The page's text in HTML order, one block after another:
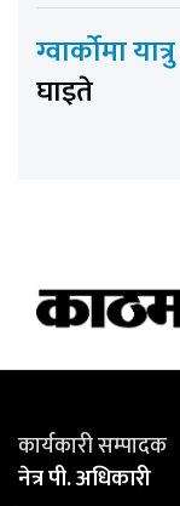
ग्वार्कोमा यात्रु
घाइते
कार्यकारी सम्पादक
नेत्र पी. अधिकारी